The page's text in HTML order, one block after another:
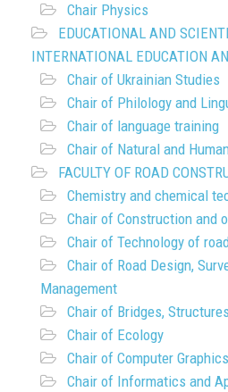
Chair Physics
EDUCATIONAL AND
INTERNATIONAL EDUCATION
Chair of Ukrainian Studies
Chair of Philology and
Chair of language training
Chair of Natural and
FACULTY OF ROAD
Chemistry and chemical
Chair of Construction and
Chair of Technology of
Chair of Road Design,
Management
Chair of Bridges,
Chair of Ecology
Chair of Computer Graphics
Chair of Informatics and